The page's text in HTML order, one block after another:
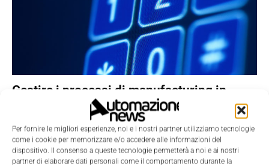
Per fornire le migliori esperienze, noi e i nostri partner utilizziamo tecnologie
come i cookie per memorizzare e/o accedere alle informazioni del
dispositivo. Il consenso a queste tecnologie permetterà a noi e ai nostri
partner di elaborare dati personali come il comportamento durante la
Gestire i processi di manufacturing in
modo vincente
29 Marzo 2013
L’integrazione tra sistemi MES, ERP e altre soluzioni software
è fondamentale, oggi, per gestire al meglio i processi produttivi
nelle aziende e ottenere vantaggi...